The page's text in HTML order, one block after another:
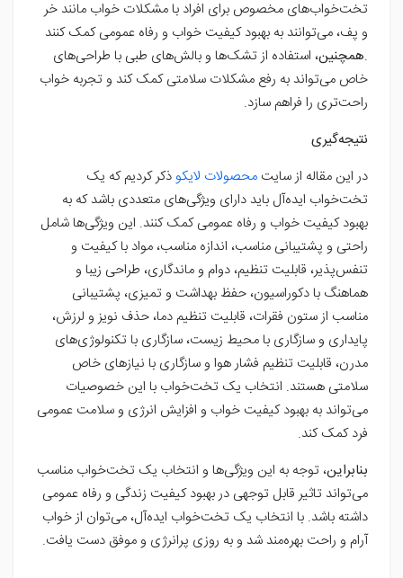
تخت‌خواب‌های مخصوص برای افراد با مشکلات خواب مانند خر
و پف، می‌توانند به بهبود کیفیت خواب و رفاه عمومی کمک کنند
.همچنین، استفاده از تشک‌ها و بالش‌های طبی با طراحی‌های
خاص می‌تواند به رفع مشکلات سلامتی کمک کند و تجربه خواب
راحت‌تری را فراهم سازد.
نتیجه‌گیری
در این مقاله از سایت محصولات لایکوذکر کردیم که یک
تخت‌خواب ایده‌آل باید دارای ویژگی‌های متعددی باشد که به
بهبود کیفیت خواب و رفاه عمومی کمک کنند. این ویژگی‌ها شامل
راحتی و پشتیبانی مناسب، اندازه مناسب، مواد با کیفیت و
تنفس‌پذیر، قابلیت تنظیم، دوام و ماندگاری، طراحی زیبا و
هماهنگ با دکوراسیون، حفظ بهداشت و تمیزی، پشتیبانی
مناسب از ستون فقرات، قابلیت تنظیم دما، حذف نویز و لرزش،
پایداری و سازگاری با محیط زیست، سازگاری با تکنولوژی‌های
مدرن، قابلیت تنظیم فشار هوا و سازگاری با نیازهای خاص
سلامتی هستند. انتخاب یک تخت‌خواب با این خصوصیات
می‌تواند به بهبود کیفیت خواب و افزایش انرژی و سلامت عمومی
فرد کمک کند.
بنابراین، توجه به این ویژگی‌ها و انتخاب یک تخت‌خواب مناسب
می‌تواند تاثیر قابل توجهی در بهبود کیفیت زندگی و رفاه عمومی
داشته باشد. با انتخاب یک تخت‌خواب ایده‌آل، می‌توان از خواب
آرام و راحت بهره‌مند شد و به روزی پرانرژی و موفق دست یافت.